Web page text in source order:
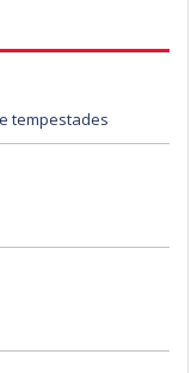
tempestades